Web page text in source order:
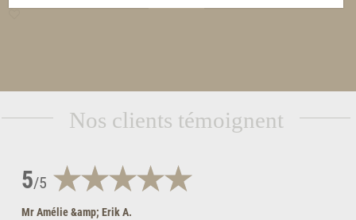
Nos clients témoignent
5/5
Mr Amélie &amp; Erik A.